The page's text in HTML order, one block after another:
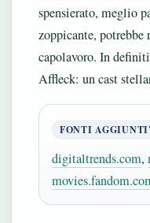
spensierato, meglio
zoppicante,
capolavoro. In
Affleck: un cast
FONTI
digitaltrends.com,